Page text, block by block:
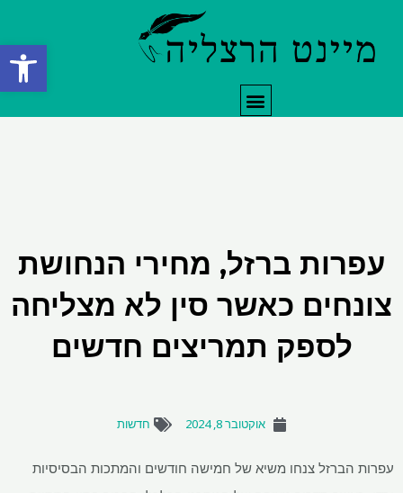
פתח
תפריט
עפרות ברזל, מחירי הנחושת
צונחים כאשר סין לא מצליחה
לספק תמריצים חדשים
אוקטובר 8, 2024 חדשות
עפרות הברזל צנחו משיא של חמישה חודשים והמתכות הבסיסיות